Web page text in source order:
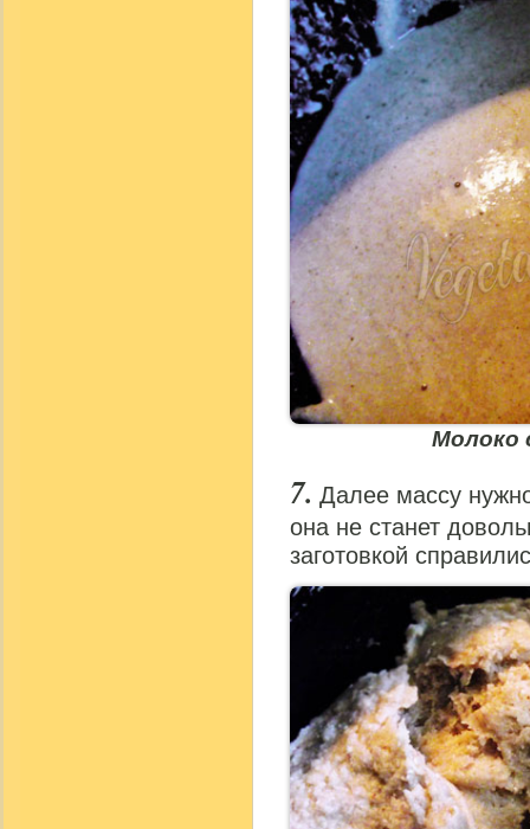
Молоко
Далее массу
она не станет
заготовкой